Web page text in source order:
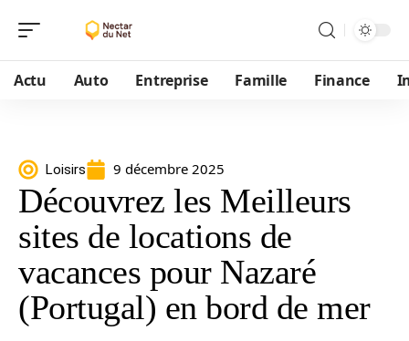
Actu Auto Entreprise Famille Finance
Loisirs 9 décembre 2025
Découvrez les Meilleurs
sites de locations de
vacances pour Nazaré
(Portugal) en bord de mer